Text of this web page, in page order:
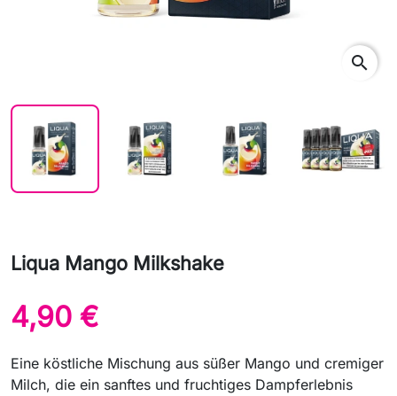
search
Liqua Mango Milkshake
4,90 €
Eine köstliche Mischung aus süßer Mango und cremiger
Milch, die ein sanftes und fruchtiges Dampferlebnis